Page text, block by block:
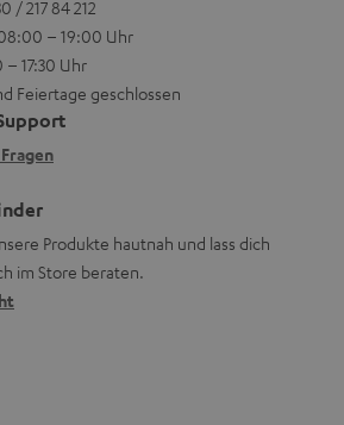
/ 217 84 212
– 19:00 Uhr
17:30 Uhr
Feiertage geschlossen
Produkte hautnah und lass dich
im Store beraten.